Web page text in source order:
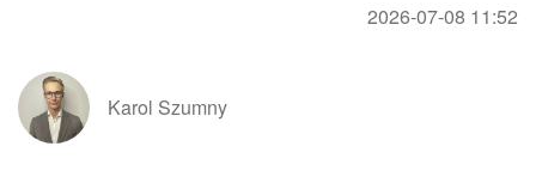
2026-07-08 11:52
Karol Szumny